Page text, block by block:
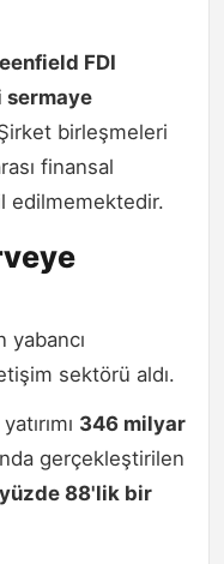
FDI
sermaye
birleşmeleri
finansal
edilmemektedir.
yabancı
sektörü aldı.
346 milyar
gerçekleştirilen
yüzde 88'lik bir